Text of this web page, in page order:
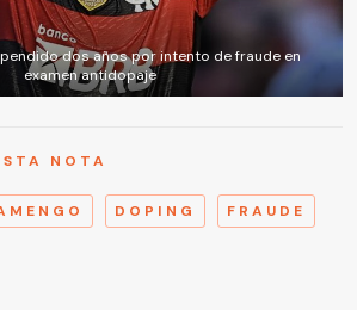
dos años por intento de fraude en
examen antidopaje
NOTA
DOPING FRAUDE